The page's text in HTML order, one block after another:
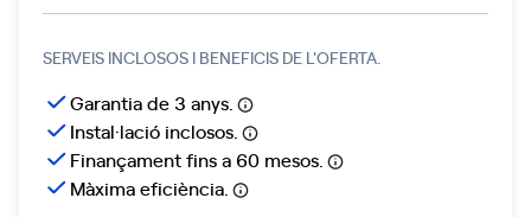
SERVEIS INCLOSOS I BENEFICIS DE L'OFERTA.
Garantia de 3 anys.
Instal·lació inclosos.
Finançament fins a 60 mesos.
Màxima eficiència.